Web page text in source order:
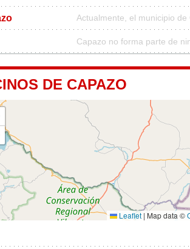
Actualmente, el municipio
Capazo no forma parte de
DE CAPAZO
Leaflet | Map data ©